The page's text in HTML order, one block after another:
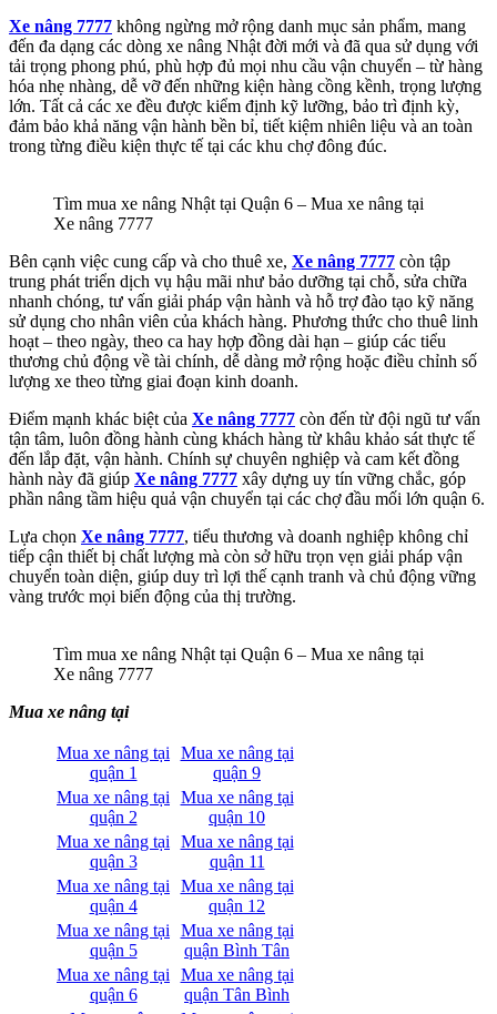
Xe nâng 7777 không ngừng mở rộng danh mục sản phẩm, mang
đến đa dạng các dòng xe nâng Nhật đời mới và đã qua sử dụng với
tải trọng phong phú, phù hợp đủ mọi nhu cầu vận chuyển – từ hàng
hóa nhẹ nhàng, dễ vỡ đến những kiện hàng cồng kềnh, trọng lượng
lớn. Tất cả các xe đều được kiểm định kỹ lưỡng, bảo trì định kỳ,
đảm bảo khả năng vận hành bền bỉ, tiết kiệm nhiên liệu và an toàn
trong từng điều kiện thực tế tại các khu chợ đông đúc.
Tìm mua xe nâng Nhật tại Quận 6 – Mua xe nâng tại
Xe nâng 7777
Bên cạnh việc cung cấp và cho thuê xe, Xe nâng 7777 còn tập
trung phát triển dịch vụ hậu mãi như bảo dưỡng tại chỗ, sửa chữa
nhanh chóng, tư vấn giải pháp vận hành và hỗ trợ đào tạo kỹ năng
sử dụng cho nhân viên của khách hàng. Phương thức cho thuê linh
hoạt – theo ngày, theo ca hay hợp đồng dài hạn – giúp các tiểu
thương chủ động về tài chính, dễ dàng mở rộng hoặc điều chỉnh số
lượng xe theo từng giai đoạn kinh doanh.
Điểm mạnh khác biệt của Xe nâng 7777 còn đến từ đội ngũ tư vấn
tận tâm, luôn đồng hành cùng khách hàng từ khâu khảo sát thực tế
đến lắp đặt, vận hành. Chính sự chuyên nghiệp và cam kết đồng
hành này đã giúp Xe nâng 7777 xây dựng uy tín vững chắc, góp
phần nâng tầm hiệu quả vận chuyển tại các chợ đầu mối lớn quận 6.
Lựa chọn Xe nâng 7777, tiểu thương và doanh nghiệp không chỉ
tiếp cận thiết bị chất lượng mà còn sở hữu trọn vẹn giải pháp vận
chuyển toàn diện, giúp duy trì lợi thế cạnh tranh và chủ động vững
vàng trước mọi biến động của thị trường.
Tìm mua xe nâng Nhật tại Quận 6 – Mua xe nâng tại
Xe nâng 7777
Mua xe nâng tại
Mua xe nâng tại
quận 1
Mua xe nâng tại
quận 9
Mua xe nâng tại
quận 2
Mua xe nâng tại
quận 10
Mua xe nâng tại
quận 3
Mua xe nâng tại
quận 11
Mua xe nâng tại
quận 4
Mua xe nâng tại
quận 12
Mua xe nâng tại
quận 5
Mua xe nâng tại
quận Bình Tân
Mua xe nâng tại
quận 6
Mua xe nâng tại
quận Tân Bình